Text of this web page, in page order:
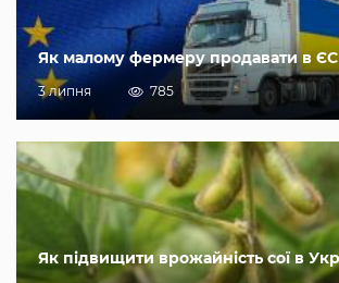
Як малому фермеру продавати в ЄС
3 липня 785
Як підвищити врожайність сої в